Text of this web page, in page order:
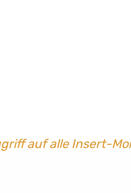
auf alle Insert-